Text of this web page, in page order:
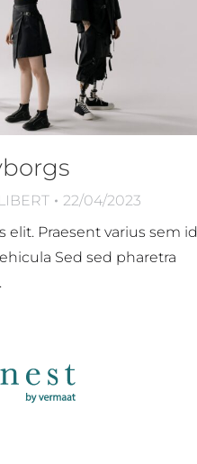
22/04/2023
elit. Praesent varius sem id
Sed sed pharetra